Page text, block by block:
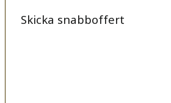
Skicka snabboffert